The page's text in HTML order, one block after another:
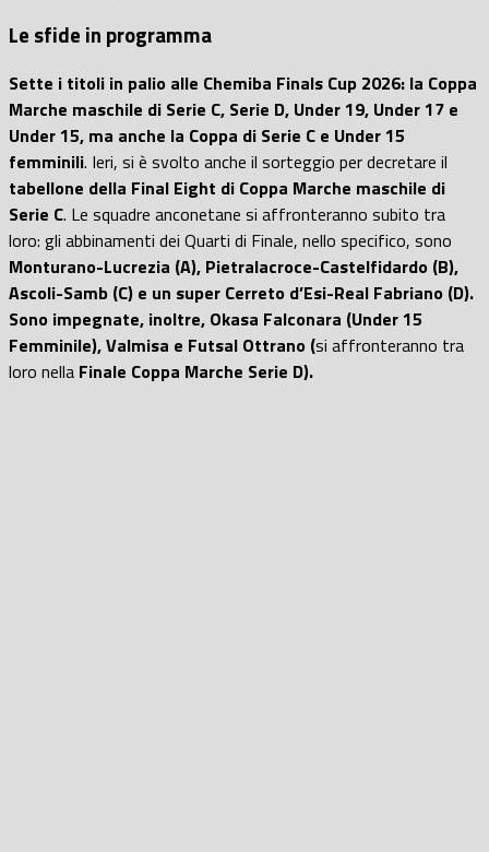
Le sfide in programma
Sette i titoli in palio alle Chemiba Finals Cup 2026: la Coppa
Marche maschile di Serie C, Serie D, Under 19, Under 17 e
Under 15, ma anche la Coppa di Serie C e Under 15
femminili. Ieri, si è svolto anche il sorteggio per decretare il
tabellone della Final Eight di Coppa Marche maschile di
Serie C. Le squadre anconetane si affronteranno subito tra
loro: gli abbinamenti dei Quarti di Finale, nello specifico, sono
Monturano-Lucrezia (A), Pietralacroce-Castelfidardo (B),
Ascoli-Samb (C) e un super Cerreto d’Esi-Real Fabriano (D).
Sono impegnate, inoltre, Okasa Falconara (Under 15
Femminile), Valmisa e Futsal Ottrano (si affronteranno tra
loro nella Finale Coppa Marche Serie D).